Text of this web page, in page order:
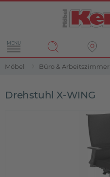
MENÜ
Möbel Büro & Arbeitszimmer
Drehstuhl X-WING